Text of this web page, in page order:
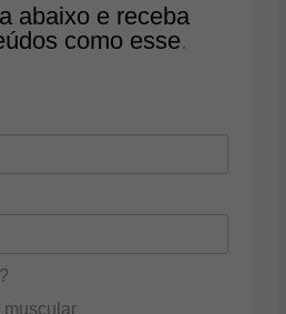
abaixo e receba
como esse.
muscular